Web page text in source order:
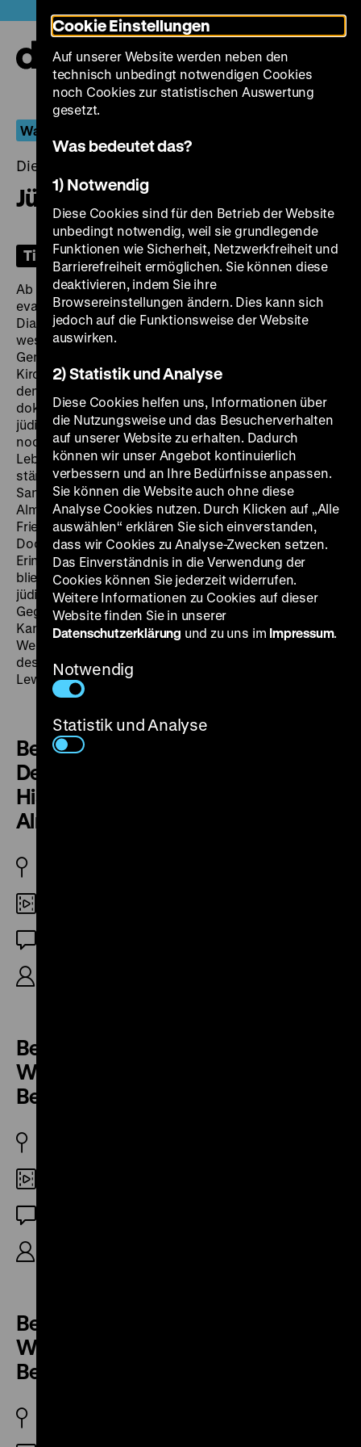
zum
Seiteninhalt
springen
Was von der DDR bleiben sollte
Dienstag, 24. Juni 2025, 19.00 Uhr
Jüdisches Leben
Tickets
Ab Mitte der 1970er Jahre setzte sich besonders die
evangelische Kirche für den christlich-jüdischen
Dialog ein, während sich zugleich das Interesse des
westlichen Auslands an den kleinen jüdischen
Gemeinden in der DDR spürbar verstärkte. Die
Kirchenpolitik der SED wandte sich deshalb ebenfalls
dem jüdischen Leben in der DDR zu. So
dokumentierten einige wenige Filme der SFD etwa das
jüdische Erbe des ehemaligen Scheunenviertels, wo
noch letzte Zeichen der zerstörten jüdischen
Lebenswelt wie Ladenüberschriften zu sehen waren,
ständig bedroht vom Verschwinden durch Abriss und
Sanierung. Letzte Zeitzeug*innen in der
Almstadtstraße oder am ehemaligen jüdischen
Friedhof Große Hamburger Straße wurden befragt.
Doch trotz der Zunahme offizieller
Erinnerungsveranstaltungen in den 1980er Jahren
blieb es bei einzelnen Filmdokumenten, die sich mit
jüdischer Geschichte, weniger mit jüdischer
Gegenwart auseinandersetzten: Estrongo Nachama,
Kantor der jüdischen Gemeinde zu Berlin in Ost und
West, wurde interviewt, ebenso der ehemalige Häftling
des Konzentrationslagers Sachsenhausen Kurt
Lewinsky und „Friedenspilger“ Max Levin. (ab/koe)
Berlin-Totale XIV. Stadtgeschichte,
Denkmale und Denkmalpflege 2.
Historische Straßen und Plätze d)
Almstadtstraße
Berlin-Totale III. Lebens- und
Wohnverhältnisse 2. Altbaugebiet
Berlin-Mitte d) Große Hamburger Str.
Berlin-Totale III. Lebens- und
Wohnverhältnisse 2. Altbaugebiet
Berlin-Mitte e) Joachimstr.
Cookie Einstellungen
Auf unserer Website werden neben den
technisch unbedingt notwendigen Cookies
noch Cookies zur statistischen Auswertung
gesetzt.
Was bedeutet das?
1) Notwendig
Diese Cookies sind für den Betrieb der Website
unbedingt notwendig, weil sie grundlegende
Funktionen wie Sicherheit, Netzwerkfreiheit und
Barrierefreiheit ermöglichen. Sie können diese
deaktivieren, indem Sie ihre
Browsereinstellungen ändern. Dies kann sich
jedoch auf die Funktionsweise der Website
auswirken.
2) Statistik und Analyse
Diese Cookies helfen uns, Informationen über
die Nutzungsweise und das Besucherverhalten
auf unserer Website zu erhalten. Dadurch
können wir unser Angebot kontinuierlich
verbessern und an Ihre Bedürfnisse anpassen.
Sie können die Website auch ohne diese
Analyse Cookies nutzen. Durch Klicken auf „Alle
auswählen“ erklären Sie sich einverstanden,
dass wir Cookies zu Analyse-Zwecken setzen.
Das Einverständnis in die Verwendung der
Cookies können Sie jederzeit widerrufen.
Weitere Informationen zu Cookies auf dieser
Website finden Sie in unserer
Datenschutzerklärung und zu uns im Impressum.
Notwendig
Statistik und Analyse